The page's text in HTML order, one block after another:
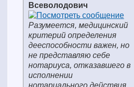
Всеволодович
Разумеется, медицинский
критерий определения
дееспособности важен, но
не представляю себе
нотариуса, отказавшего в
исполнении
нотариального действия